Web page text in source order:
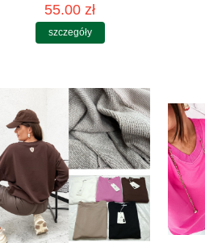
55.00 zł
szczegóły